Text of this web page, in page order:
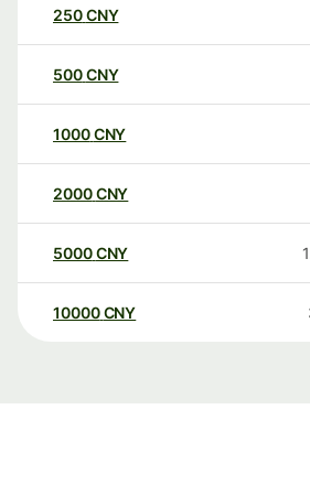
250CNY
500CNY
1000CNY
2000CNY
5000CNY
10000 CNY